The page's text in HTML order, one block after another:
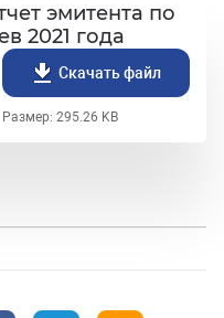
эмитента по
2021 года
Скачать файл
Размер: 295.26 KB